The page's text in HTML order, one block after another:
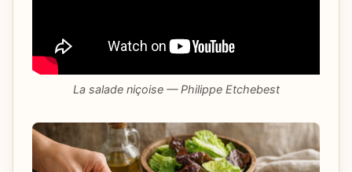
La salade niçoise — Philippe Etchebest